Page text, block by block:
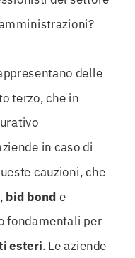
delle
terzo, che in
in caso di
cauzioni, che
, bid bond e
fondamentali per
esteri. Le aziende